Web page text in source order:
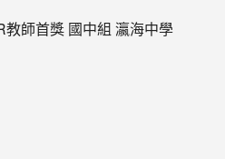
師首獎 國中組 瀛海中學